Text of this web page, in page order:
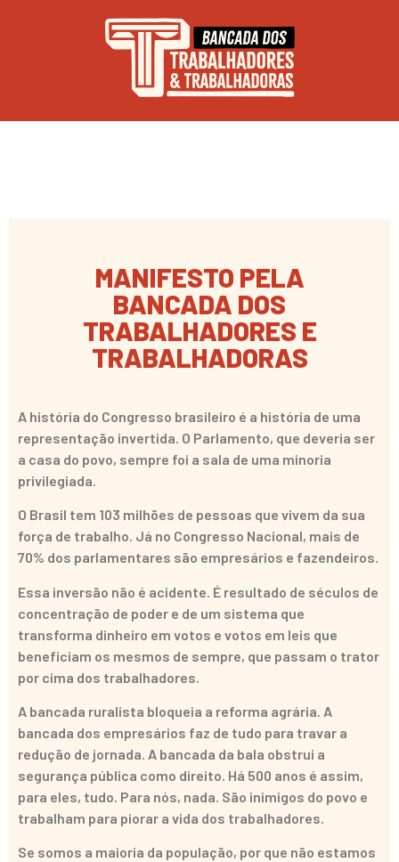
MANIFESTO PELA
BANCADA DOS
TRABALHADORES E
TRABALHADORAS
A história do Congresso brasileiro é a história de uma
representação invertida. O Parlamento, que deveria ser
a casa do povo, sempre foi a sala de uma minoria
privilegiada.
O Brasil tem 103 milhões de pessoas que vivem da sua
força de trabalho. Já no Congresso Nacional, mais de
70% dos parlamentares são empresários e fazendeiros.
Essa inversão não é acidente. É resultado de séculos de
concentração de poder e de um sistema que
transforma dinheiro em votos e votos em leis que
beneficiam os mesmos de sempre, que passam o trator
por cima dos trabalhadores.
A bancada ruralista bloqueia a reforma agrária. A
bancada dos empresários faz de tudo para travar a
redução de jornada. A bancada da bala obstrui a
segurança pública como direito. Há 500 anos é assim,
para eles, tudo. Para nós, nada. São inimigos do povo e
trabalham para piorar a vida dos trabalhadores.
Se somos a maioria da população, por que não estamos